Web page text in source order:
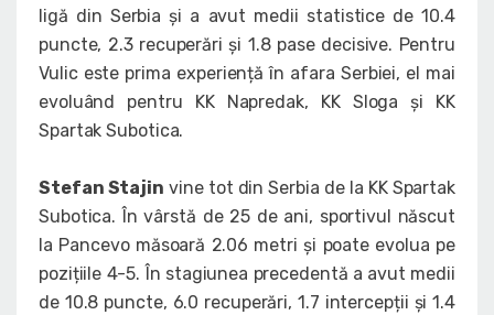
ligă din Serbia și a avut medii statistice de 10.4
puncte, 2.3 recuperări și 1.8 pase decisive. Pentru
Vulic este prima experiență în afara Serbiei, el mai
evoluând pentru KK Napredak, KK Sloga și KK
Spartak Subotica.
Stefan Stajin vine tot din Serbia de la KK Spartak
Subotica. În vârstă de 25 de ani, sportivul născut
la Pancevo măsoară 2.06 metri și poate evolua pe
pozițiile 4-5. În stagiunea precedentă a avut medii
de 10.8 puncte, 6.0 recuperări, 1.7 intercepții și 1.4